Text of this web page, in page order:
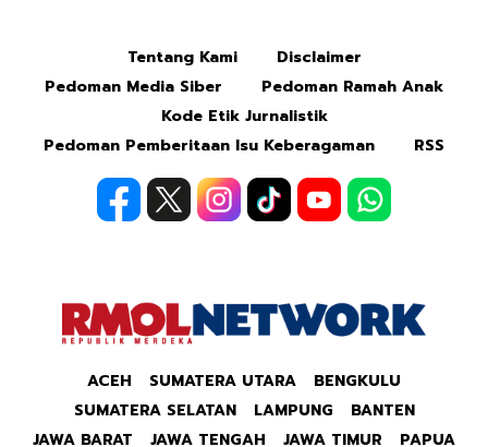
Tentang Kami
Disclaimer
Pedoman Media Siber
Pedoman Ramah Anak
Kode Etik Jurnalistik
Pedoman Pemberitaan Isu Keberagaman
RSS
ACEH SUMATERA UTARA
BENGKULU
SUMATERA SELATAN
LAMPUNG
BANTEN
JAWA BARAT
JAWA TENGAH JAWA TIMUR PAPUA